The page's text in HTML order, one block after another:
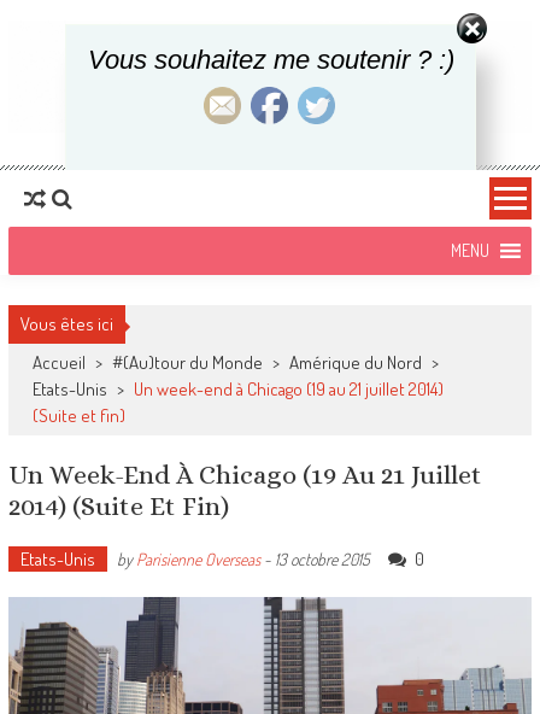
Vous êtes ici
Accueil > #(Au)tour du Monde > Amérique du Nord >
Etats-Unis > Un week-end à Chicago (19 au 21 juillet 2014)
(Suite et fin)
Un Week-End À Chicago (19 Au 21 Juillet
2014) (Suite Et Fin)
Etats-Unis byParisienne Overseas- 13 octobre 2015 0
Vous souhaitez me soutenir ? :)